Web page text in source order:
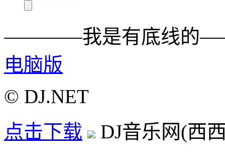
————我是有底线
电脑版
© DJ.NET
点击下载
DJ音乐网(西